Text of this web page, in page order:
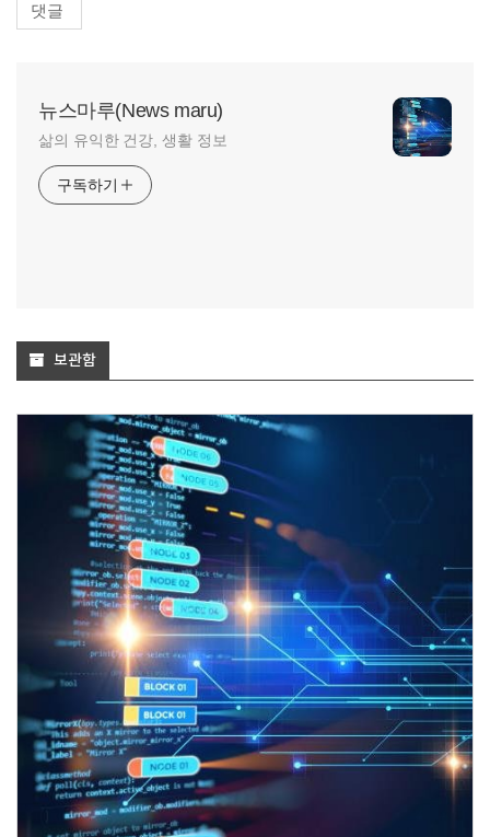
댓글
뉴스마루(News maru)
삶의 유익한 건강, 생활 정보
구독하기
보관함